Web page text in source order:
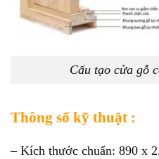
Cấu tạo cửa gỗ
Thông số kỹ thuật :
– Kích thước chuẩn: 890 x